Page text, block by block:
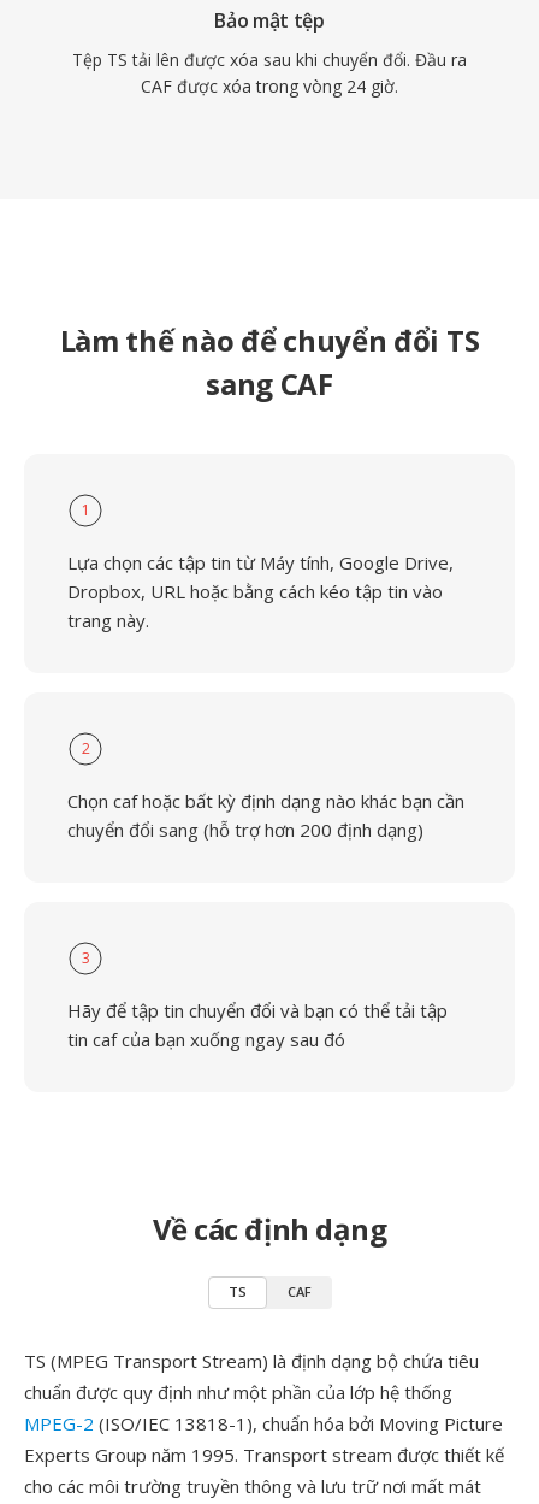
Bảo mật tệp
Tệp TS tải lên được xóa sau khi chuyển đổi. Đầu ra
CAF được xóa trong vòng 24 giờ.
Làm thế nào để chuyển đổi TS
sang CAF
1
Lựa chọn các tập tin từ Máy tính, Google Drive,
Dropbox, URL hoặc bằng cách kéo tập tin vào
trang này.
2
Chọn caf hoặc bất kỳ định dạng nào khác bạn cần
chuyển đổi sang (hỗ trợ hơn 200 định dạng)
3
Hãy để tập tin chuyển đổi và bạn có thể tải tập
tin caf của bạn xuống ngay sau đó
Về các định dạng
TS CAF
TS (MPEG Transport Stream) là định dạng bộ chứa tiêu
chuẩn được quy định như một phần của lớp hệ thống
MPEG-2 (ISO/IEC 13818-1), chuẩn hóa bởi Moving Picture
Experts Group năm 1995. Transport stream được thiết kế
cho các môi trường truyền thông và lưu trữ nơi mất mát